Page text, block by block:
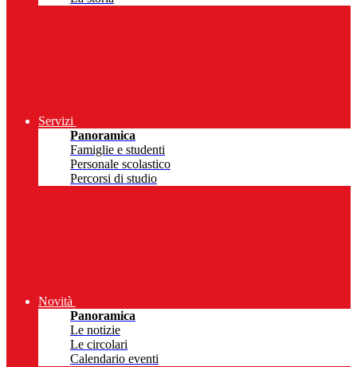
Servizi
Panoramica
Famiglie e studenti
Personale scolastico
Percorsi di studio
Novità
Panoramica
Le notizie
Le circolari
Calendario eventi